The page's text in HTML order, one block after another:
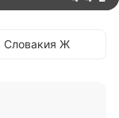
Словакия Ж